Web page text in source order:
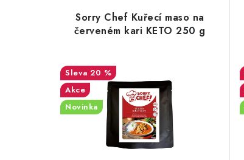
Sorry Chef Kuřecí maso na
červeném kari KETO 250 g
20 %
Akce
Novinka